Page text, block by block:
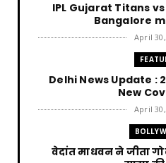
IPL Gujarat Titans
Bangalore
April
Delhi News Update :
New
April
वेदांत माधवन ने जीता